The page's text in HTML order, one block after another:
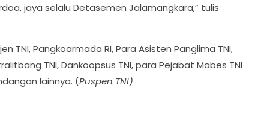
jaya selalu Detasemen Jalamangkara,” tulis
TNI, Pangkoarmada RI, Para Asisten Panglima TNI,
TNI, Dankoopsus TNI, para Pejabat Mabes TNI
lainnya. (Puspen TNI)